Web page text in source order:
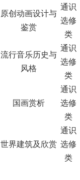
原创动画设计与
鉴赏
通识
选修
类
流行音乐历史与
风格
通识
选修
类
国画赏析
通识
选修
类
世界建筑及欣赏
通识
选修
类